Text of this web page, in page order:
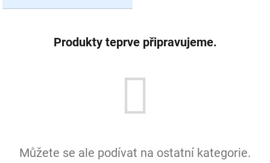
Produkty teprve připravujeme.
Můžete se ale podívat na ostatní kategorie.